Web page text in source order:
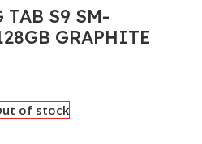
TAB S9 SM-
GRAPHITE
of stock